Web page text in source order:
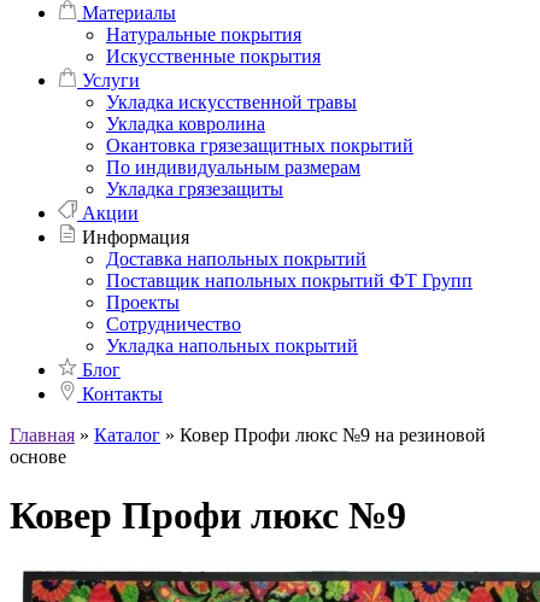
Материалы
Натуральные покрытия
Искусственные покрытия
Услуги
Укладка искусственной травы
Укладка ковролина
Окантовка грязезащитных покрытий
По индивидуальным размерам
Укладка грязезащиты
Акции
Информация
Доставка напольных покрытий
Поставщик напольных покрытий ФТ Групп
Проекты
Сотрудничество
Укладка напольных покрытий
Блог
Контакты
Главная » Каталог » Ковер Профи люкс №9 на резиновой
основе
Ковер Профи люкс №9